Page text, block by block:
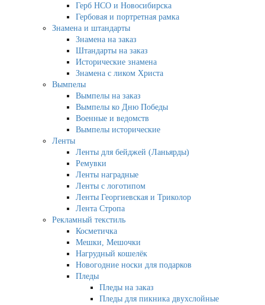
Герб НСО и Новосибирска
Гербовая и портретная рамка
Знамена и штандарты
Знамена на заказ
Штандарты на заказ
Исторические знамена
Знамена с ликом Христа
Вымпелы
Вымпелы на заказ
Вымпелы ко Дню Победы
Военные и ведомств
Вымпелы исторические
Ленты
Ленты для бейджей (Ланьярды)
Ремувки
Ленты наградные
Ленты с логотипом
Ленты Георгиевская и Триколор
Лента Стропа
Рекламный текстиль
Косметичка
Мешки, Мешочки
Нагрудный кошелёк
Новогодние носки для подарков
Пледы
Пледы на заказ
Пледы для пикника двухслойные